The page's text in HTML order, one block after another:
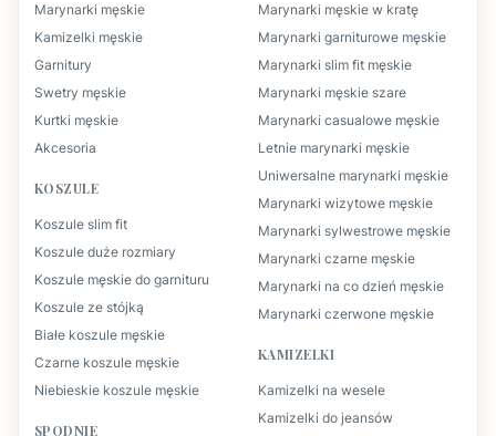
Marynarki męskie
Kamizelki męskie
Garnitury
Swetry męskie
Kurtki męskie
Akcesoria
KOSZULE
Koszule slim fit
Koszule duże rozmiary
Koszule męskie do garnituru
Koszule ze stójką
Białe koszule męskie
Czarne koszule męskie
Niebieskie koszule męskie
SPODNIE
Marynarki męskie w kratę
Marynarki garniturowe męskie
Marynarki slim fit męskie
Marynarki męskie szare
Marynarki casualowe męskie
Letnie marynarki męskie
Uniwersalne marynarki męskie
Marynarki wizytowe męskie
Marynarki sylwestrowe męskie
Marynarki czarne męskie
Marynarki na co dzień męskie
Marynarki czerwone męskie
KAMIZELKI
Kamizelki na wesele
Kamizelki do jeansów